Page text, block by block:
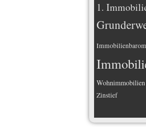
1.
Wohnimmobilien
Zinstief